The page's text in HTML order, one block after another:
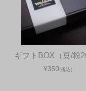
ギフトBOX（豆/粉
¥350(税込)